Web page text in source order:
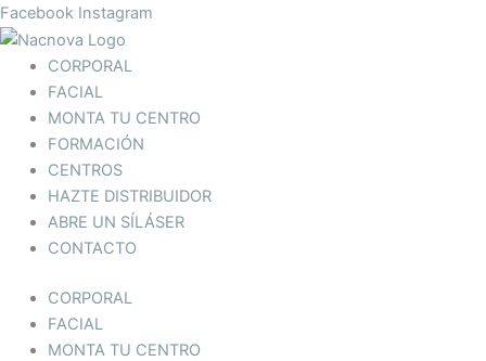
Ir
al
contenido
Facebook Instagram
CORPORAL
FACIAL
MONTA TU CENTRO
FORMACIÓN
CENTROS
HAZTE DISTRIBUIDOR
ABRE UN SÍLÁSER
CONTACTO
CORPORAL
FACIAL
MONTA TU CENTRO